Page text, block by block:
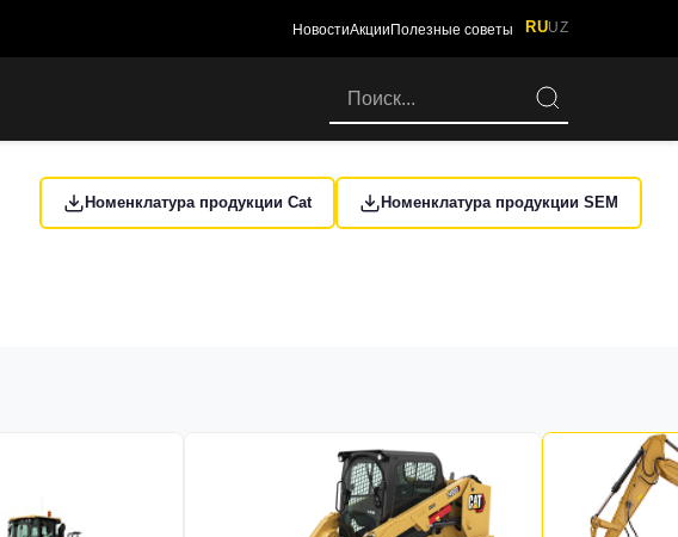
НовостиАкции Полезные советы RUUZ
Номенклатура продукции Cat Номенклатура продукции SEM